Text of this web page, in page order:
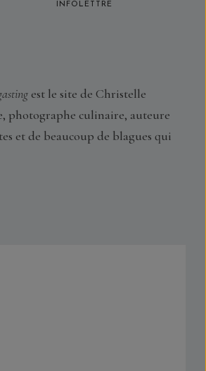
INFOLETTRE
est le site de Christelle
photographe culinaire, auteure
et de beaucoup de blagues qui